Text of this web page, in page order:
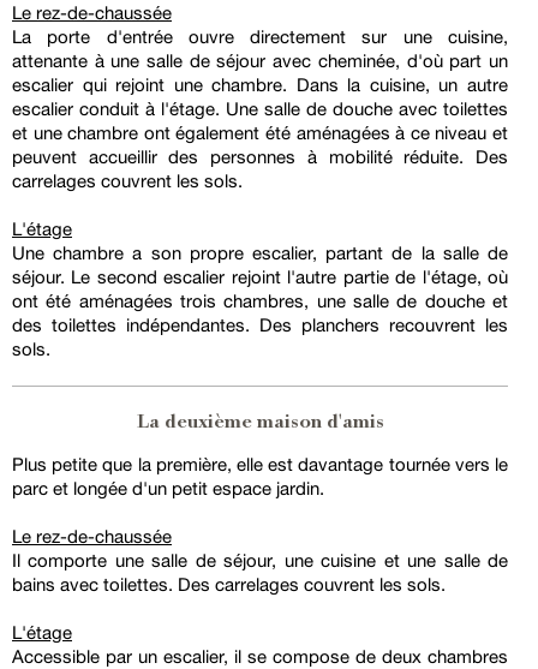
Le rez-de-chaussée
La porte d'entrée ouvre directement sur une cuisine,
attenante à une salle de séjour avec cheminée, d'où part un
escalier qui rejoint une chambre. Dans la cuisine, un autre
escalier conduit à l'étage. Une salle de douche avec toilettes
et une chambre ont également été aménagées à ce niveau et
peuvent accueillir des personnes à mobilité réduite. Des
carrelages couvrent les sols.
L'étage
Une chambre a son propre escalier, partant de la salle de
séjour. Le second escalier rejoint l'autre partie de l'étage, où
ont été aménagées trois chambres, une salle de douche et
des toilettes indépendantes. Des planchers recouvrent les
sols.
La deuxième maison d'amis
Plus petite que la première, elle est davantage tournée vers le
parc et longée d'un petit espace jardin.
Le rez-de-chaussée
Il comporte une salle de séjour, une cuisine et une salle de
bains avec toilettes. Des carrelages couvrent les sols.
L'étage
Accessible par un escalier, il se compose de deux chambres